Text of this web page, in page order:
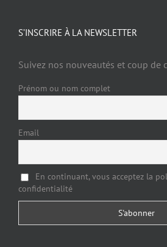
S’INSCRIRE À LA NEWSLETTER
Suivez nos nouveautés et coup de
Prénom ou nom complet
Email
En continuant, vous acceptez la
confidentialité